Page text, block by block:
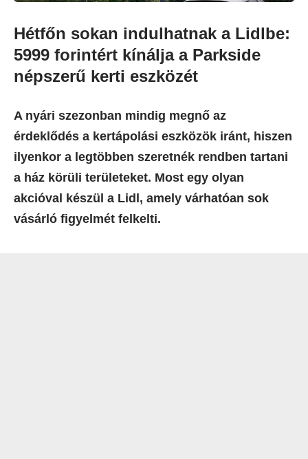
Hétfőn sokan indulhatnak a Lidlbe:
5999 forintért kínálja a Parkside
népszerű kerti eszközét
A nyári szezonban mindig megnő az
érdeklődés a kertápolási eszközök iránt, hiszen
ilyenkor a legtöbben szeretnék rendben tartani
a ház körüli területeket. Most egy olyan
akcióval készül a Lidl, amely várhatóan sok
vásárló figyelmét felkelti.